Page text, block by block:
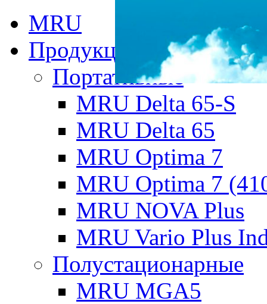
MRU
Продукция MRU
Портативные
MRU Delta 65-S
MRU Delta 65
MRU Optima 7
MRU Optima 7
MRU NOVA Plus
MRU Vario Plus
Полустационарные
MRU MGA5